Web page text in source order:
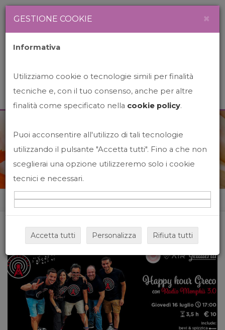
News&Events
Home News&events
GESTIONE COOKIE ×
Informativa
Utilizziamo cookie o tecnologie simili per finalità
tecniche e, con il tuo consenso, anche per altre
finalità come specificato nella cookie policy.
Puoi acconsentire all'utilizzo di tali tecnologie
utilizzando il pulsante "Accetta tutti". Fino a che non
sceglierai una opzione utilizzeremo solo i cookie
tecnici e necessari.
Accetta tutti Personalizza Rifiuta tutti